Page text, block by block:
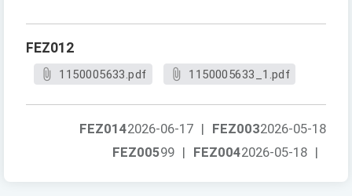
FEZ012
1150005633.pdf 1150005633_1.pdf
FEZ0032026-05-18
FEZ0142026-06-17 |
FEZ0042026-05-18 |
FEZ00599 |